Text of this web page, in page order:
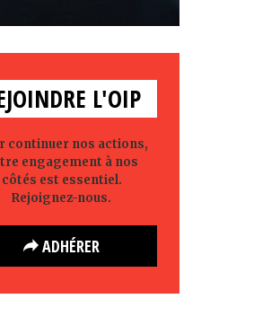
L'OIP
continuer nos actions,
engagement à nos
côtés est essentiel.
Rejoignez-nous.
ADHÉRER